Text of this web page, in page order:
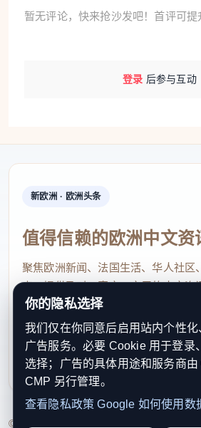
暂无评论，快来抢沙发吧！首评可提
登录 后参与互动
新欧洲 · 欧洲头条
值得信赖的欧洲中文资
聚焦欧洲新闻、法国生活、华人社区
点，提供及时、真实、实用的中文资
速了解欧洲动态。
contact@xinouzhou.com
服务支持、版权与合作：工作日优先
利通知
© 2026 新欧洲·欧洲头条. All Rights
你的隐私选择
我们仅在你同意后启用站内个性
广告服务。必要 Cookie 用于登录
选择；广告的具体用途和服务商
CMP 另行管理。
查看隐私政策 Google 如何使用数